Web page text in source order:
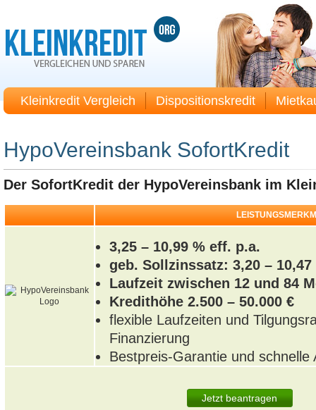
Kleinkredit Vergleich Dispositionskredit
HypoVereinsbank SofortKredit
Der SofortKredit der HypoVereinsbank im
3,25 – 10,99 % eff. p.a.
geb. Sollzinssatz: 3,20 – 10,47
Laufzeit zwischen 12 und 84
Kredithöhe 2.500 – 50.000 €
flexible Laufzeiten und
Finanzierung
Bestpreis-Garantie und schnelle
Jetzt beantragen